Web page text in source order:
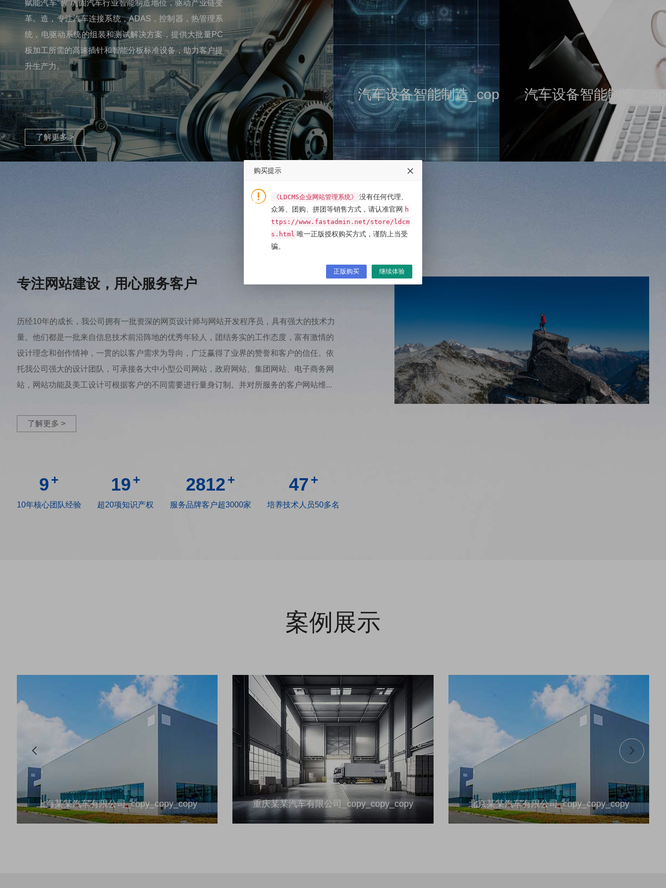
赋能汽车“智"巩固汽车行业智能制造地位，驱动产业链变
革。造，专注汽车连接系统，ADAS，控制器，热管理系
统，电驱动系统的组装和测试解决方案，提供大批量PC
板加工所需的高速插针和智能分板标准设备，助力客户提
升生产力。
了解更多 >
汽车设备智能制造_copy 汽车设备智能制造
关于我们
专注网站建设，用心服务客户
历经10年的成长，我公司拥有一批资深的网页设计师与网站开发程序员，具有强大的技术力
量。他们都是一批来自信息技术前沿阵地的优秀年轻人，团结务实的工作态度，富有激情的
设计理念和创作情神，一贯的以客户需求为导向，广泛赢得了业界的赞誉和客户的信任。依
托我公司强大的设计团队，可承接各大中小型公司网站，政府网站、集团网站、电子商务网
站，网站功能及美工设计可根据客户的不同需要进行量身订制。并对所服务的客户网站维...
了解更多 >
10+
10年核心团队经验
20 +
超20项知识产权
2983 +
服务品牌客户超3000家
50 +
培养技术人员50多名
案例展示
上海某某汽车有限公司_copy_copy_copy 重庆某某汽车有限公司_copy_copy_copy 北京某某汽车有限公司_copy_copy_copy
购买提示
《LDCMS企业网站管理系统》
没有任何代理、
众筹、团购、拼团等销售方式，请认准官网 h
ttps://www.fastadmin.net/store/ldcm
s.html 唯一正版授权购买方式，谨防上当受
骗。
正版购买 继续体验